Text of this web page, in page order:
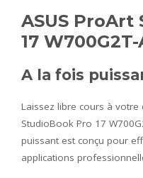
ASUS
17
A la fois
Laissez libre cours à votre
StudioBook Pro 17
puissant est conçu pour
applications